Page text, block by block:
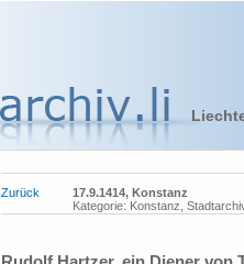
Zurück
17.9.1414, Konstanz
Kategorie: Konstanz,